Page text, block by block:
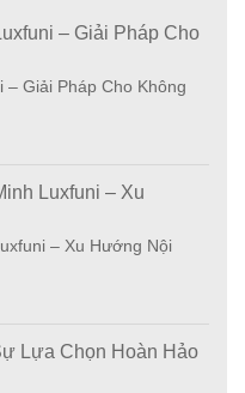
– Giải Pháp Cho Không
– Xu Hướng Nội